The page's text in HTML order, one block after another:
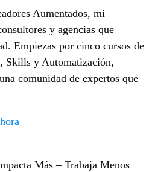
Aumentados, mi
y agencias que
Empiezas por cinco cursos de
Skills y Automatización,
comunidad de expertos que
Más – Trabaja Menos